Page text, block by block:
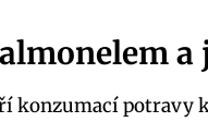
konzumací potravy